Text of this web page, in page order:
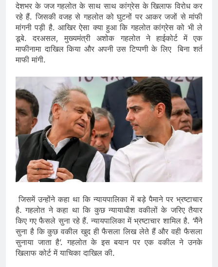
देशभर के जज गहलोत के साथ साथ कांग्रेस के खिलाफ विरोध कर
रहे हैं. जिसकी वजह से गहलोत को घुटनों पर आकर जजों से मांफी
मांगनी पड़ी है. आखिर ऐसा क्या हुआ कि गहलोत कांग्रेस को भी ले
डूबे. दरअसल, मुख्यमंत्री अशोक गहलोत ने हाईकोर्ट में एक
माफीनामा दाखिल किया और अपनी उस टिप्पणी के लिए बिना शर्त
माफी मांगी.
जिसमें उन्होंने कहा था कि न्यायपालिका में बड़े पैमाने पर भ्रष्टाचार
है. गहलोत ने कहा था कि कुछ न्यायाधीश वकीलों के जरिए तैयार
किए गए फैसले सुना रहे हैं. न्यायपालिका में भ्रष्टाचार शामिल है. ‘मैंने
सुना है कि कुछ वकील खुद ही फैसला लिख लेते हैं और वही फैसला
सुनाया जाता है’. गहलोत के इस बयान पर एक वकील ने उनके
खिलाफ कोर्ट में याचिका दाखिल की.